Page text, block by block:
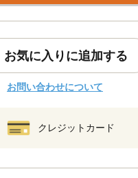
お気に入りに追加する
お問い合わせについて
クレジットカード